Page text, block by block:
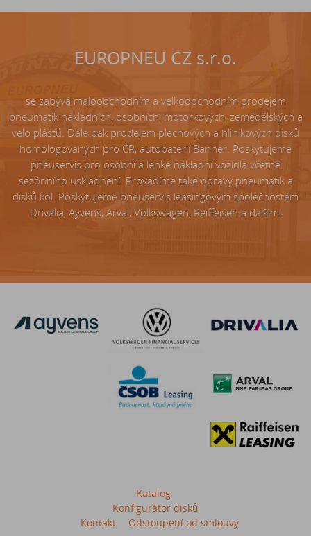
EUROPNEU CZ s.r.o.
se zabývá maloobchodním a velkoobchodním prodejem
pneumatik nákladních, osobních, motorkových, zemědělských a
velo plášťů. Dále pak prodejem plechových a hliníkových disků
homologovaných pro ČR, autobaterií Banner. Poskytujeme
pneuservis pro osobní a lehké nákladní vozidla včetně
sezónního uskladnění. Provádíme také opravy pneumatik a
disků kol. Poskytujeme pneuservis leasingovým společnostem
Drivalia, Ayvens, Arval, Volkswagen, Reiffeisen a dalším.
Katalog
Konfigurátor disků
Kontakt
Odstoupení od smlouvy